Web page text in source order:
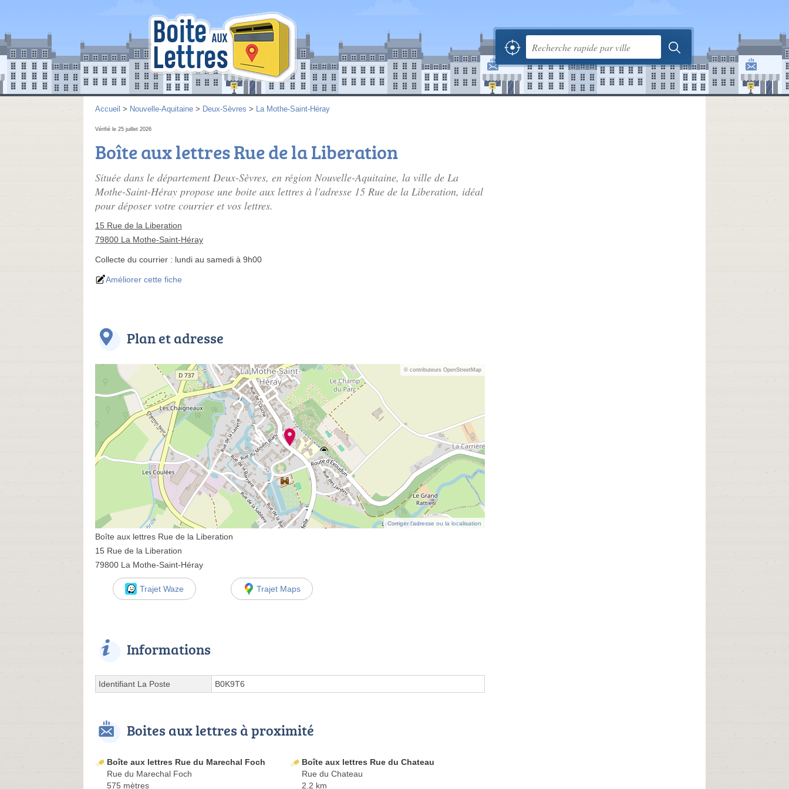
Accueil > Nouvelle-Aquitaine > Deux-Sèvres > La Mothe-Saint-Héray
Vérifié le 25 juillet 2026
Boîte aux lettres Rue de la Liberation
Située dans le département Deux-Sèvres, en région Nouvelle-Aquitaine, la ville de La
Mothe-Saint-Héray propose une boite aux lettres à l'adresse 15 Rue de la Liberation, idéal
pour déposer votre courrier et vos lettres.
15 Rue de la Liberation
79800 La Mothe-Saint-Héray
Collecte du courrier : lundi au samedi à 9h00
Améliorer cette fiche
Plan et adresse
© contributeurs OpenStreetMap
Corriger l’adresse ou la localisation
Boîte aux lettres Rue de la Liberation
15 Rue de la Liberation
79800 La Mothe-Saint-Héray
Trajet Waze Trajet Maps
Informations
Identifiant La Poste B0K9T6
Boites aux lettres à proximité
Boîte aux lettres Rue du Marechal Foch
Rue du Marechal Foch
575 mètres
Boîte aux lettres Rue du Chateau
Rue du Chateau
2.2 km